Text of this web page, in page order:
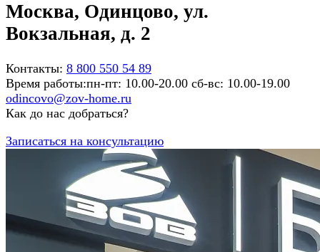
Москва, Одинцово, ул.
Вокзальная, д. 2
Контакты: 8 800 550 54 89
Время работы:пн-пт: 10.00-20.00 сб-вс: 10.00-19.00
odincovo@zov-home.ru
Как до нас добраться?
Записаться на консультацию